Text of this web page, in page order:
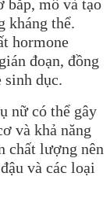
bắp, mô và tạo
kháng thể.
hormone
đoạn, đồng
dục.
nữ có thể gây
và khả năng
chất lượng nên
và các loại